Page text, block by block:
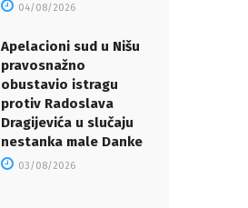
04/08/2026
Apelacioni sud u Nišu
pravosnažno
obustavio istragu
protiv Radoslava
Dragijevića u slučaju
nestanka male Danke
03/08/2026